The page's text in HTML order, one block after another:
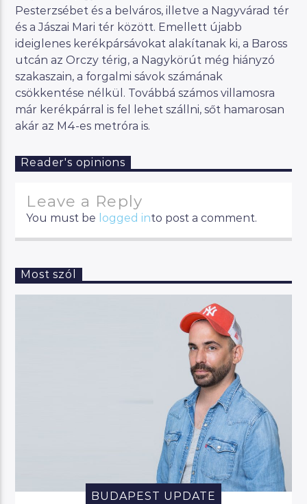
Pesterzsébet és a belváros, illetve a Nagyvárad tér
és a Jászai Mari tér között. Emellett újabb
ideiglenes kerékpársávokat alakítanak ki, a Baross
utcán az Orczy térig, a Nagykörút még hiányzó
szakaszain, a forgalmi sávok számának
csökkentése nélkül. Továbbá számos villamosra
már kerékpárral is fel lehet szállni, sőt hamarosan
akár az M4-es metróra is.
Reader's opinions
Leave a Reply
You must be logged into post a comment.
Most szól
BUDAPEST UPDATE